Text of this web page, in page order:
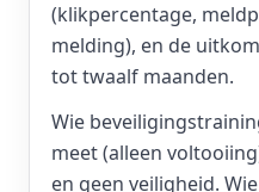
(klikpercentage,
melding), en de
tot twaalf maanden.
Wie
meet (alleen
en geen veiligheid.